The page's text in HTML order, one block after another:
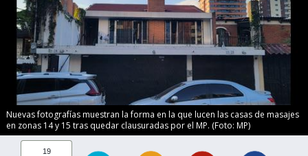
Nuevas fotografías muestran la forma en la que lucen las casas de masajes
en zonas 14 y 15 tras quedar clausuradas por el MP. (Foto: MP)
19